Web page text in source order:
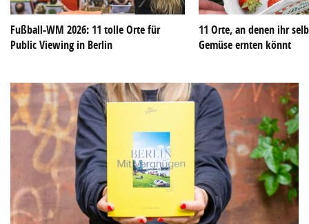
Fußball-WM 2026: 11 tolle Orte für
Public Viewing in Berlin
11 Orte, an denen ihr
Gemüse ernten könnt